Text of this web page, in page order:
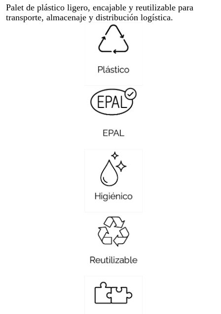
Palet de plástico ligero, encajable y reutilizable para
transporte, almacenaje y distribución logística.